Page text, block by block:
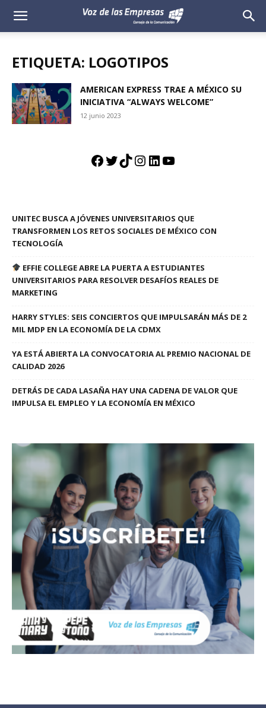
Voz
Empresas
ETIQUETA: LOGOTIPOS
AMERICAN EXPRESS TRAE A MÉXICO SU
INICIATIVA “ALWAYS WELCOME”
12 junio 2023
Facebook
Twitter
TikTok
Instagram
LinkedIn
YouTube
UNITEC BUSCA A JÓVENES UNIVERSITARIOS QUE
TRANSFORMEN LOS RETOS SOCIALES DE MÉXICO CON
TECNOLOGÍA
EFFIE COLLEGE ABRE LA PUERTA A ESTUDIANTES
UNIVERSITARIOS PARA RESOLVER DESAFÍOS REALES DE
MARKETING
HARRY STYLES: SEIS CONCIERTOS QUE IMPULSARÁN MÁS DE 2
MIL MDP EN LA ECONOMÍA DE LA CDMX
YA ESTÁ ABIERTA LA CONVOCATORIA AL PREMIO NACIONAL DE
CALIDAD 2026
DETRÁS DE CADA LASAÑA HAY UNA CADENA DE VALOR QUE
IMPULSA EL EMPLEO Y LA ECONOMÍA EN MÉXICO